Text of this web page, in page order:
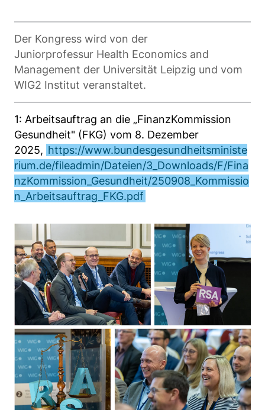
Der Kongress wird von der
Juniorprofessur Health Economics and
Management der Universität Leipzig und vom
WIG2 Institut veranstaltet.
1: Arbeitsauftrag an die „FinanzKommission
Gesundheit" (FKG) vom 8. Dezember
2025, https://www.bundesgesundheitsministe
rium.de/fileadmin/Dateien/3_Downloads/F/Fina
nzKommission_Gesundheit/250908_Kommissio
n_Arbeitsauftrag_FKG.pdf